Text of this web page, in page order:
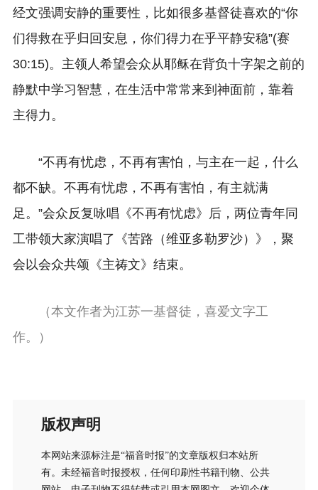
经文强调安静的重要性，比如很多基督徒喜欢的“你
们得救在乎归回安息，你们得力在乎平静安稳”(赛
30:15)。主领人希望会众从耶稣在背负十字架之前的
静默中学习智慧，在生活中常常来到神面前，靠着
主得力。
“不再有忧虑，不再有害怕，与主在一起，什么
都不缺。不再有忧虑，不再有害怕，有主就满
足。”会众反复咏唱《不再有忧虑》后，两位青年同
工带领大家演唱了《苦路（维亚多勒罗沙）》，聚
会以会众共颂《主祷文》结束。
（本文作者为江苏一基督徒，喜爱文字工
作。）
版权声明
本网站来源标注是“福音时报”的文章版权归本站所
有。未经福音时报授权，任何印刷性书籍刊物、公共